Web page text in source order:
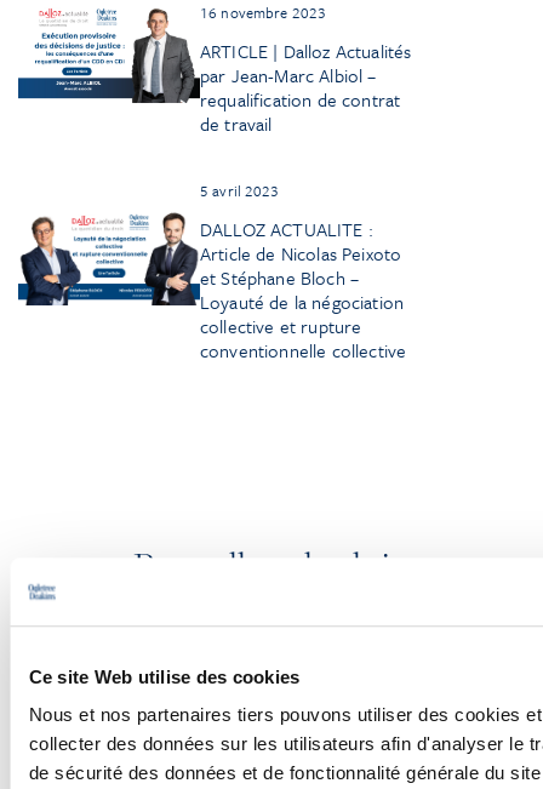
Ce site Web utilise des cookies
Nous et nos partenaires tiers pouvons utiliser des cookies
collecter des données sur les utilisateurs afin d'analyser le
de sécurité des données et de fonctionnalité générale du
16 novembre 2023
ARTICLE | Dalloz Actualités
par Jean-Marc Albiol –
requalification de contrat
de travail
5 avril 2023
DALLOZ ACTUALITE :
Article de Nicolas Peixoto
et Stéphane Bloch –
Loyauté de la négociation
collective et rupture
conventionnelle collective
Pour aller plus loin
PODCASTS
CONFÉRENCES